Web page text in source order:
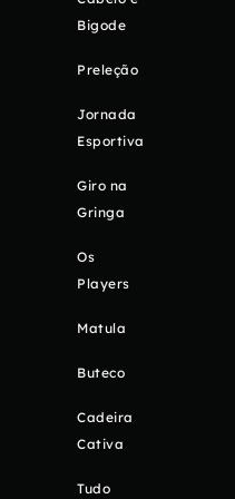
Bigode
Preleção
Jornada
Esportiva
Giro na
Gringa
Os
Players
Matula
Buteco
Cadeira
Cativa
Tudo